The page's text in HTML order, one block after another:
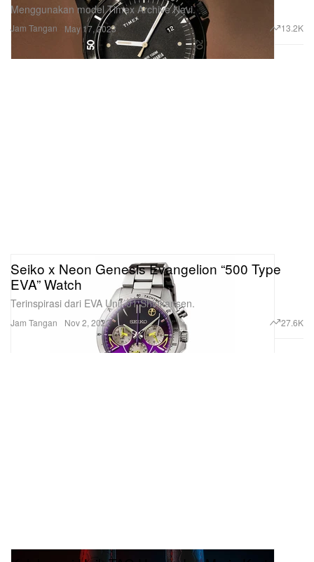
Jam Tangan
Menggunakan model Timex Archive Navi.
May 17, 2023 13.2K
Jam Tangan
Seiko x Neon Genesis Evangelion “500 Type
EVA” Watch
Terinspirasi dari EVA Unit-01 Shinkansen.
Nov 2, 2022 27.6K